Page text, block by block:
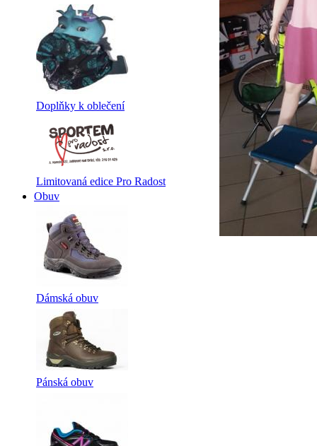
Doplňky k oblečení
Limitovaná edice Pro Radost
Obuv
Dámská obuv
Pánská obuv